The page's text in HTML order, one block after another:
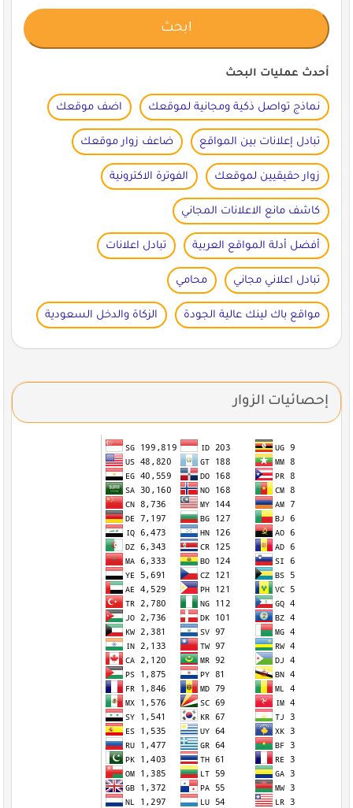
أحدث عمليات البحث
نماذج تواصل ذكية ومجانية لموقعك اضف موقعك
تبادل إعلانات بين المواقع ضاعف زوار موقعك
زوار حقيقيين لموقعك الفوترة الاكترونية
كاشف مانع الاعلانات المجاني
أفضل أدلة المواقع العربية تبادل اعلانات
تبادل اعلاني مجاني محامي
مواقع باك لينك عالية الجودة الزكاة والدخل السعودية
إحصائيات الزوار